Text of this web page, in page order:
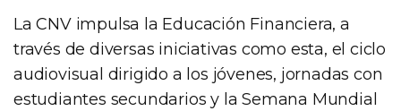
La CNV impulsa la Educación Financiera, a
través de diversas iniciativas como esta, el ciclo
audiovisual dirigido a los jóvenes, jornadas con
estudiantes secundarios y la Semana Mundial